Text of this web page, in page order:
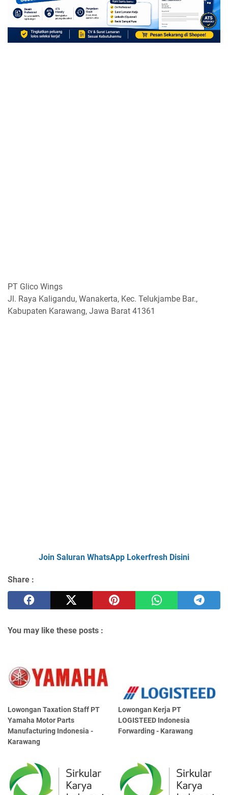
PT Glico Wings
Jl. Raya Kaligandu, Wanakerta, Kec. Telukjambe Bar.,
Kabupaten Karawang, Jawa Barat 41361
Join Saluran WhatsApp Lokerfresh Disini
Share :
You may like these posts :
Lowongan Taxation Staff PT
Yamaha Motor Parts
Manufacturing Indonesia -
Karawang
Lowongan Kerja PT
LOGISTEED Indonesia
Forwarding - Karawang